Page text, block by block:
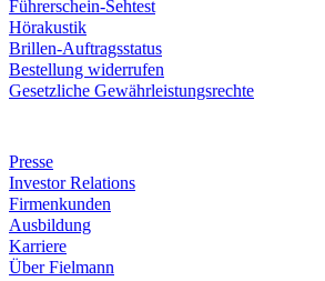
Führerschein-Sehtest
Hörakustik
Brillen-Auftragsstatus
Bestellung widerrufen
Gesetzliche Gewährleistungsrechte
Presse
Investor Relations
Firmenkunden
Ausbildung
Karriere
Über Fielmann